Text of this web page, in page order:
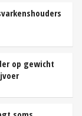
op gewicht